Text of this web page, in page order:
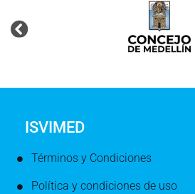
ISVIMED
Términos y Condiciones
Política y condiciones de uso